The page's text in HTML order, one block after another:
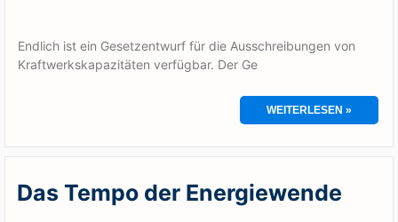
Endlich ist ein Gesetzentwurf für die Ausschreibungen von
Kraftwerkskapazitäten verfügbar. Der Ge
WEITERLESEN »
Das Tempo der Energiewende